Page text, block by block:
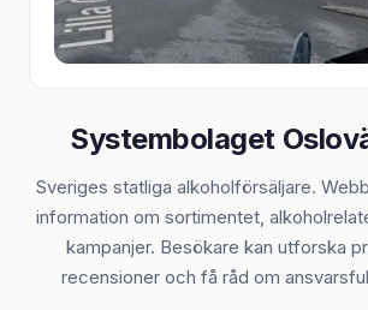
Systembolaget
Sveriges statliga alkoholförsäljare.
information om sortimentet,
kampanjer. Besökare kan utforska
recensioner och få råd om